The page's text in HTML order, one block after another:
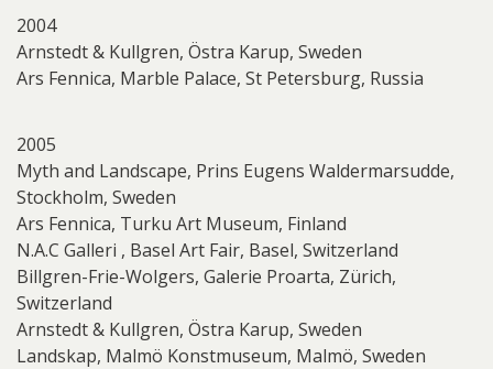
2004
Arnstedt & Kullgren, Östra Karup, Sweden
Ars Fennica, Marble Palace, St Petersburg, Russia
2005
Myth and Landscape, Prins Eugens Waldermarsudde,
Stockholm, Sweden
Ars Fennica, Turku Art Museum, Finland
N.A.C Galleri , Basel Art Fair, Basel, Switzerland
Billgren-Frie-Wolgers, Galerie Proarta, Zürich,
Switzerland
Arnstedt & Kullgren, Östra Karup, Sweden
Landskap, Malmö Konstmuseum, Malmö, Sweden